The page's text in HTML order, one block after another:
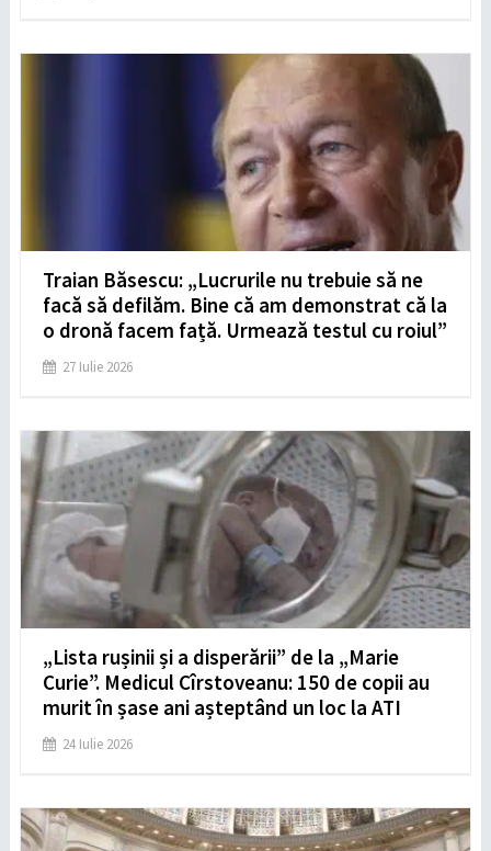
Traian Băsescu: „Lucrurile nu trebuie să ne
facă să defilăm. Bine că am demonstrat că la
o dronă facem față. Urmează testul cu roiul”
27 Iulie 2026
„Lista rușinii și a disperării” de la „Marie
Curie”. Medicul Cîrstoveanu: 150 de copii au
murit în șase ani așteptând un loc la ATI
24 Iulie 2026